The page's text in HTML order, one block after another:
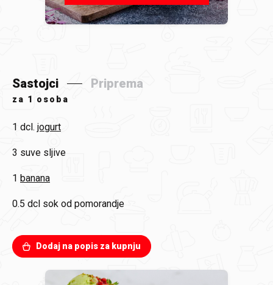
Sastojci Priprema
za 1 osoba
1 dcl. jogurt
3 suve sljive
1 banana
0.5 dcl sok od pomorandje
Dodaj na popis za kupnju